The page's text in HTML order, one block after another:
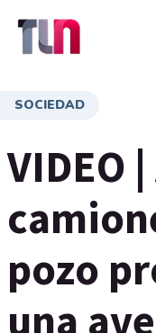
SOCIEDAD
VIDEO
pozo
una